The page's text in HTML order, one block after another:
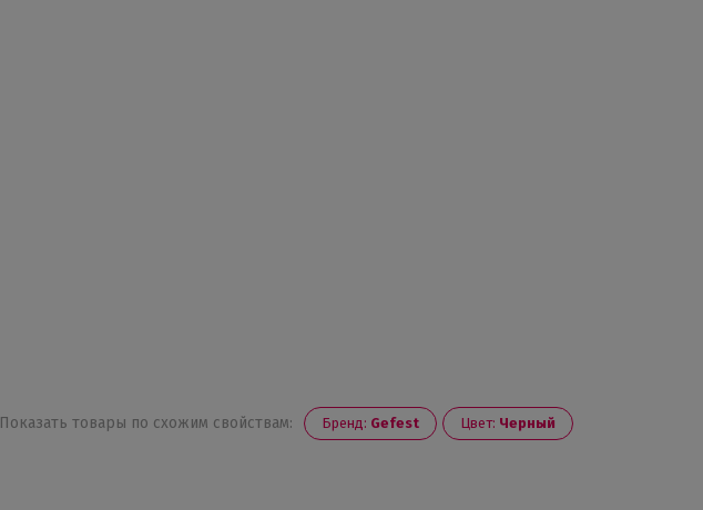
Показать товары по схожим свойствам: Бренд: Gefest Цвет: Черный